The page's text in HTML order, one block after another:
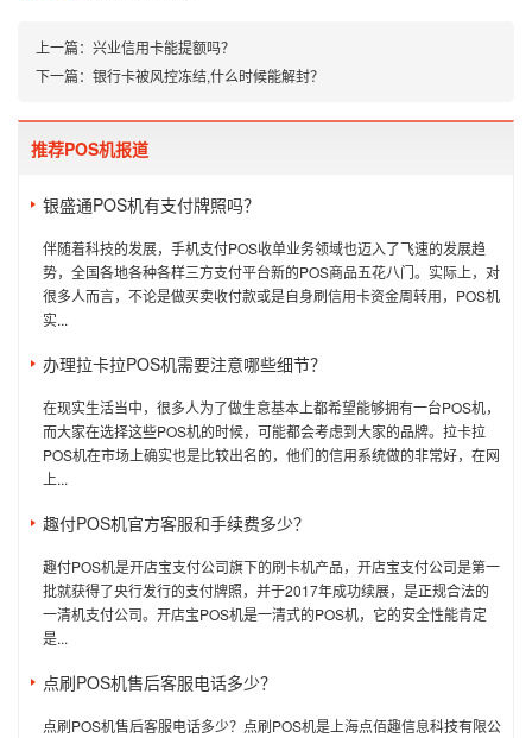
上一篇： 兴业信用卡能提额吗？
下一篇： 银行卡被风控冻结,什么时候能解封？
推荐POS机报道
银盛通POS机有支付牌照吗？
伴随着科技的发展，手机支付POS收单业务领域也迈入了飞速的发展趋
势，全国各地各种各样三方支付平台新的POS商品五花八门。实际上，对
很多人而言，不论是做买卖收付款或是自身刷信用卡资金周转用，POS机
实...
办理拉卡拉POS机需要注意哪些细节？
在现实生活当中，很多人为了做生意基本上都希望能够拥有一台POS机，
而大家在选择这些POS机的时候，可能都会考虑到大家的品牌。拉卡拉
POS机在市场上确实也是比较出名的，他们的信用系统做的非常好，在网
上...
趣付POS机官方客服和手续费多少？
趣付POS机是开店宝支付公司旗下的刷卡机产品，开店宝支付公司是第一
批就获得了央行发行的支付牌照，并于2017年成功续展，是正规合法的
一清机支付公司。开店宝POS机是一清式的POS机，它的安全性能肯定
是...
点刷POS机售后客服电话多少？
点刷POS机售后客服电话多少？点刷POS机是上海点佰趣信息科技有限公